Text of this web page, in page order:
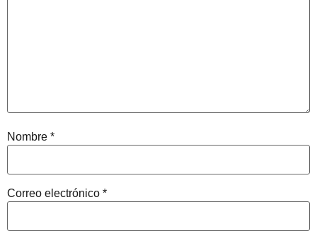
Nombre *
Correo electrónico *